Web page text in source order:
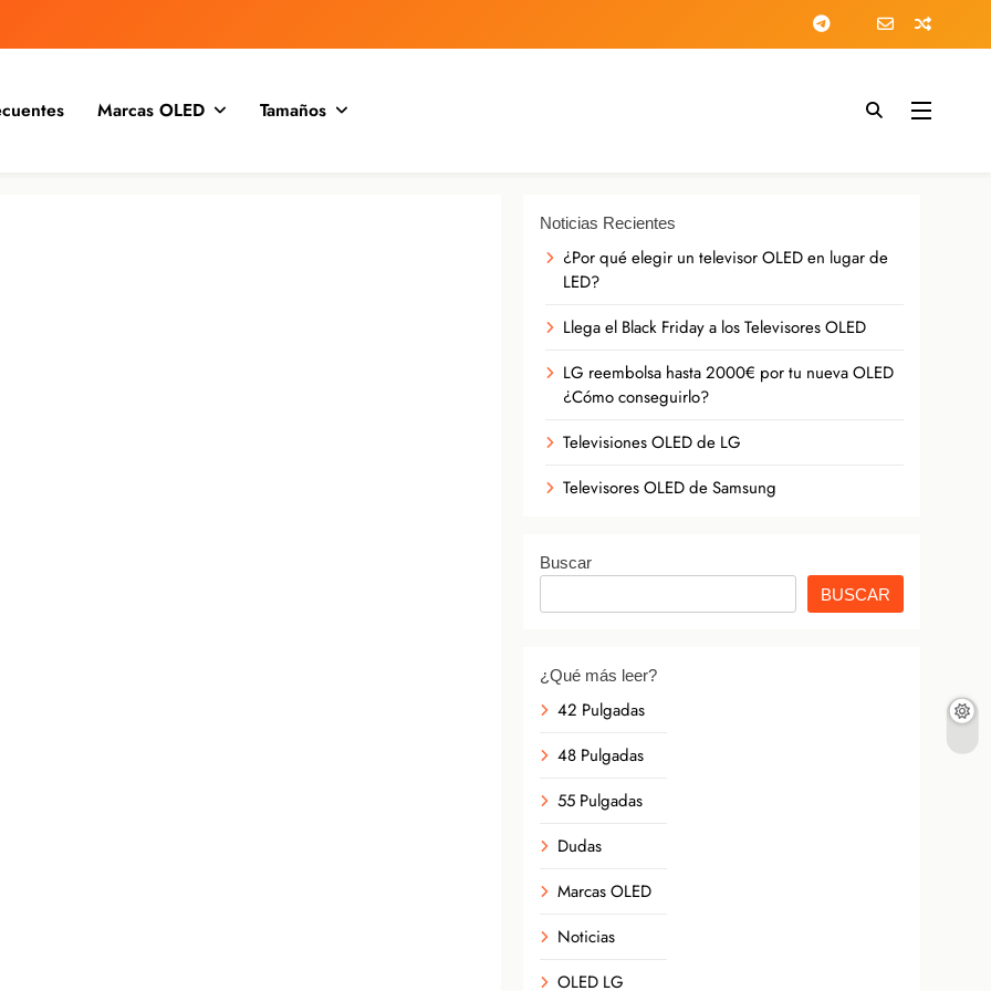
Marcas OLED Tamaños
Noticias Recientes
¿Por qué elegir un televisor OLED en lugar de
LED?
Llega el Black Friday a los Televisores OLED
LG reembolsa hasta 2000€ por tu nueva OLED
¿Cómo conseguirlo?
Televisiones OLED de LG
Televisores OLED de Samsung
Buscar
BUSCAR
¿Qué más leer?
42 Pulgadas
48 Pulgadas
55 Pulgadas
Dudas
Marcas OLED
Noticias
OLED LG